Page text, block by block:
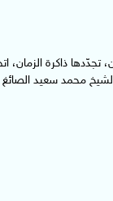
تجدّدها ذاكرة الزمان،
الشيخ محمد سعيد